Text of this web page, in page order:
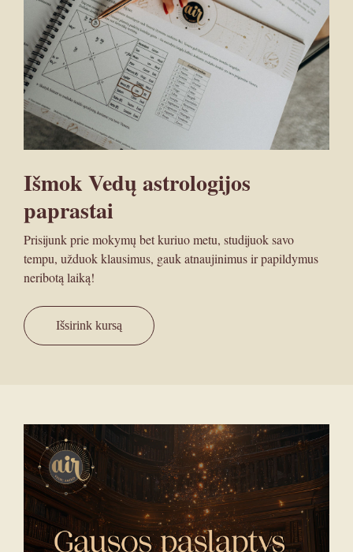
Išmok Vedų astrologijos
paprastai
Prisijunk prie mokymų bet kuriuo metu, studijuok savo
tempu, užduok klausimus, gauk atnaujinimus ir papildymus
neribotą laiką!
Išsirink kursą